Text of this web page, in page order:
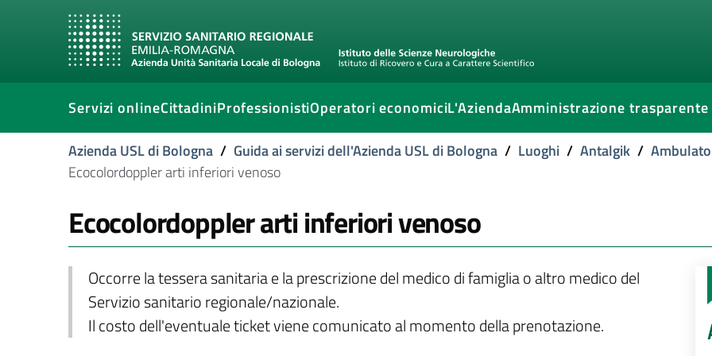
Servizi onlineCittadiniProfessionistiOperatori economiciL'AziendaAmministrazione trasparente
Azienda USL di Bologna / Guida ai servizi dell'Azienda USL di Bologna / Luoghi / Antalgik /
Ecocolordoppler arti inferiori venoso
Ecocolordoppler arti inferiori venoso
Occorre la tessera sanitaria e la prescrizione del medico di famiglia o altro medico del
Servizio sanitario regionale/nazionale.
Il costo dell'eventuale ticket viene comunicato al momento della prenotazione.